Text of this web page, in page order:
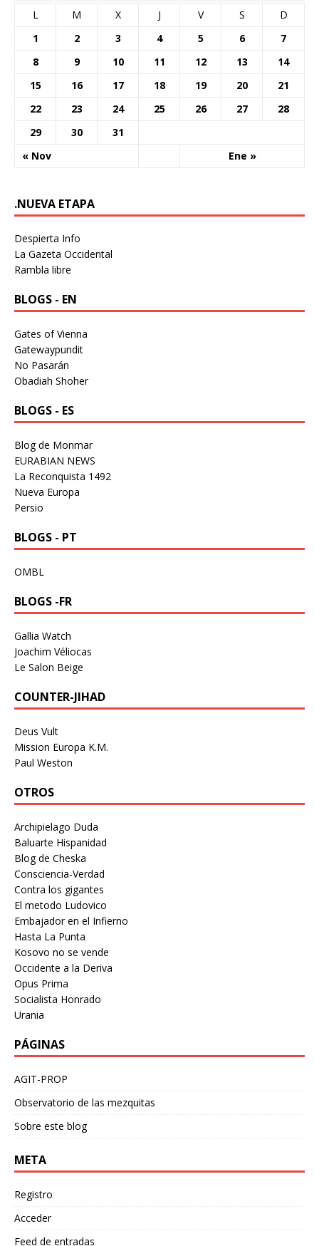
L M X J V S D
« Nov Ene »
1 2 3 4 5 6
7
8
9 10 11 12 13
14
15
16 17 18 19 20
21
22
23 24 25 26 27
28
29
30 31
.NUEVA ETAPA
Despierta Info
La Gazeta Occidental
Rambla libre
BLOGS - EN
Gates of Vienna
Gatewaypundit
No Pasarán
Obadiah Shoher
BLOGS - ES
Blog de Monmar
EURABIAN NEWS
La Reconquista 1492
Nueva Europa
Persio
BLOGS - PT
OMBL
BLOGS -FR
Gallia Watch
Joachim Véliocas
Le Salon Beige
COUNTER-JIHAD
Deus Vult
Mission Europa K.M.
Paul Weston
OTROS
Archipielago Duda
Baluarte Hispanidad
Blog de Cheska
Consciencia-Verdad
Contra los gigantes
El metodo Ludovico
Embajador en el Infierno
Hasta La Punta
Kosovo no se vende
Occidente a la Deriva
Opus Prima
Socialista Honrado
Urania
PÁGINAS
AGIT-PROP
Observatorio de las mezquitas
Sobre este blog
META
Registro
Acceder
Feed de entradas